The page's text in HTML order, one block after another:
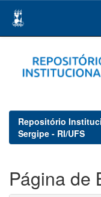
navigation
Repositório
Sergipe - RI/UFS
Página de